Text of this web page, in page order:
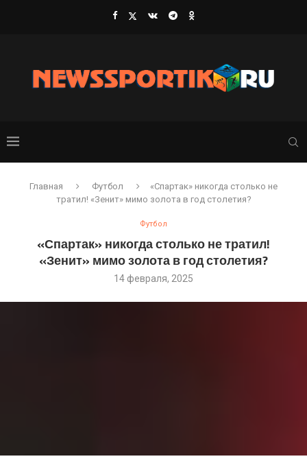
Главная Футбол
«Спартак» никогда столько не
тратил! «Зенит» мимо золота в год столетия?
Футбол
«Спартак» никогда столько не тратил!
«Зенит» мимо золота в год столетия?
14 февраля, 2025